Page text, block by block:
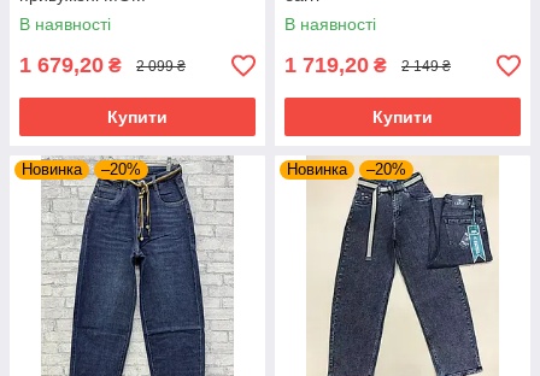
В наявності
1 679,20 ₴ 2 099 ₴
Купити
В наявності
1 719,20 ₴ 2 149 ₴
Купити
Новинка –20% Новинка –20%